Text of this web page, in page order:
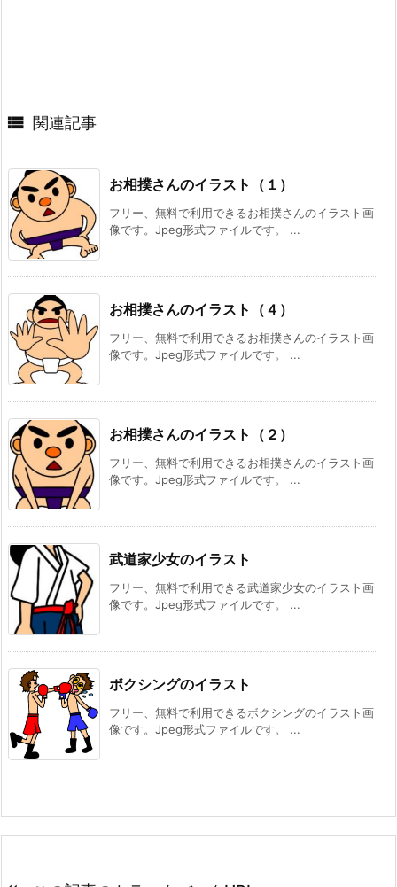
 関連記事
お相撲さんのイラスト（１）
フリー、無料で利用できるお相撲さんのイラスト画
像です。Jpeg形式ファイルです。 ...
お相撲さんのイラスト（４）
フリー、無料で利用できるお相撲さんのイラスト画
像です。Jpeg形式ファイルです。 ...
お相撲さんのイラスト（２）
フリー、無料で利用できるお相撲さんのイラスト画
像です。Jpeg形式ファイルです。 ...
武道家少女のイラスト
フリー、無料で利用できる武道家少女のイラスト画
像です。Jpeg形式ファイルです。 ...
ボクシングのイラスト
フリー、無料で利用できるボクシングのイラスト画
像です。Jpeg形式ファイルです。 ...